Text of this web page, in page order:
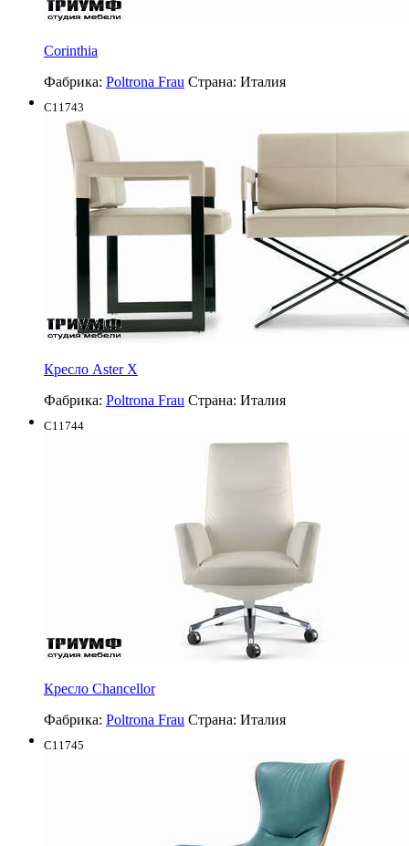
Corinthia
Фабрика: Poltrona Frau Страна: Италия
C11743
Кресло Aster X
Фабрика: Poltrona Frau Страна: Италия
C11744
Кресло Chancellor
Фабрика: Poltrona Frau Страна: Италия
C11745